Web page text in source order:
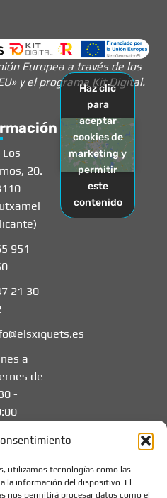
utilizamos tecnologías como las
la información del dispositivo. El
nos permitirá procesar datos como el
Europea a través de los
y el programa Kit Digital.
Los
20.
951
21 30
a
de
-
Haz clic
para
aceptar
cookies de
marketing y
permitir
este
contenido